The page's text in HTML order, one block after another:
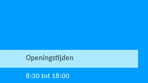
Openingstijden
8:30 tot 18:00